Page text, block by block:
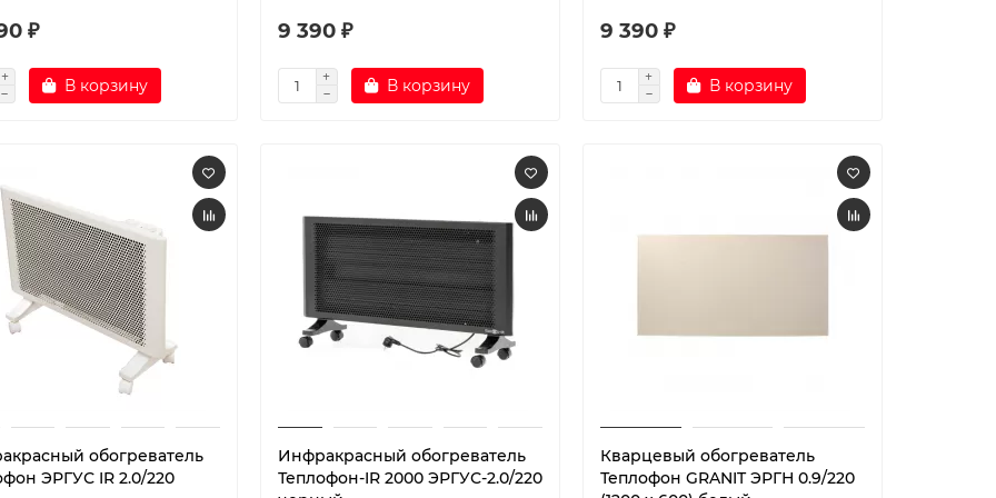
₽
В корзину
9 390 ₽
В корзину
9 390 ₽
В корзину
обогреватель
ЭРГУС IR 2.0/220
Инфракрасный обогреватель
Теплофон-IR 2000 ЭРГУС-2.0/220
Кварцевый обогреватель
Теплофон GRANIT ЭРГН 0.9/220